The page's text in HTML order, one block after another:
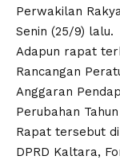
Perwakilan
Senin (25/9) lalu.
Adapun rapat
Rancangan
Anggaran
Perubahan
Rapat tersebut
DPRD Kaltara,